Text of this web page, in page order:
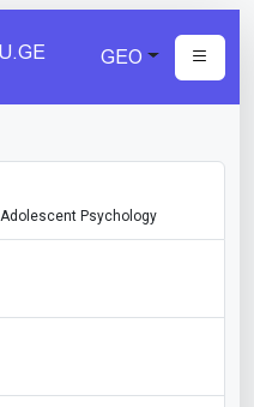
GEO
Psychology